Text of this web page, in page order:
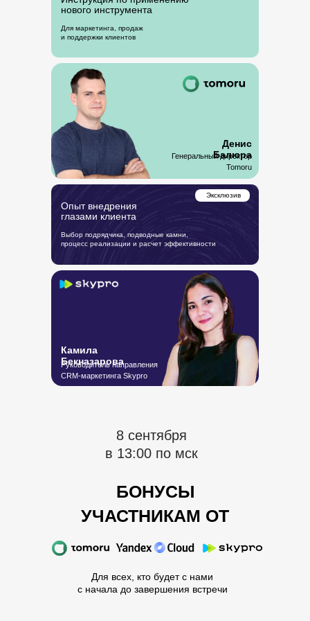
Денис
Балюра
Генеральный директор
Tomoru
Опыт внедрения
глазами клиента
Выбор подрядчика, подводные камни,
процесс реализации и расчет эффективности
нового инструмента
Для маркетинга, продаж
и поддержки клиентов
Камила
Бекназарова
Руководитель направления
CRM-маркетинга Skypro
Эксклюзив
8 сентября
в 13:00 по мск
Для всех, кто будет с нами
с начала до завершения встречи
БОНУСЫ
УЧАСТНИКАМ ОТ